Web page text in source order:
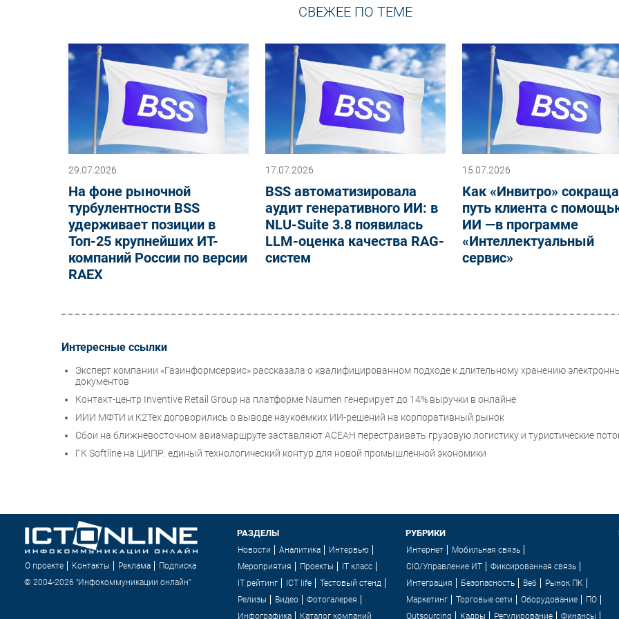
СВЕЖЕЕ ПО ТЕМЕ
29.07.2026
На фоне рыночной
турбулентности BSS
удерживает позиции в
Топ-25 крупнейших ИТ-
компаний России по версии
RAEX
17.07.2026
BSS автоматизировала
аудит генеративного ИИ: в
NLU-Suite 3.8 появилась
LLM-оценка качества RAG-
систем
15.07.2026
Как «Инвитро»
путь клиента с
ИИ —в программе
«Интеллектуальный
сервис»
Интересные ссылки
Эксперт компании «Газинформсервис» рассказала о квалифицированном подходе к длительному хранению
документов
Контакт-центр Inventive Retail Group на платформе Naumen генерирует до 14% выручки в онлайне
ИИИ МФТИ и К2Тех договорились о выводе наукоёмких ИИ-решений на корпоративный рынок
Сбои на ближневосточном авиамаршруте заставляют АСЕАН перестраивать грузовую логистику и туристические
ГК Softline на ЦИПР: единый технологический контур для новой промышленной экономики
О проекте Контакты Реклама
Подписка
© 2004-2026 "Инфокоммуникации онлайн"
РАЗДЕЛЫ
Новости Аналитика
Интервью
Мероприятия
Проекты
IT класс
IT рейтинг
ICT life
Тестовый стенд
Релизы
Видео
Фотогалерея
Инфографика
Каталог компаний
РУБРИКИ
Интернет
Мобильная связь
CIO/Управление ИТ
Фиксированная связь
Интеграция
Безопасность Веб
Рынок ПК
Маркетинг
Торговые сети Оборудование
ПО
Outsourcing
Кадры Регулирование Финансы